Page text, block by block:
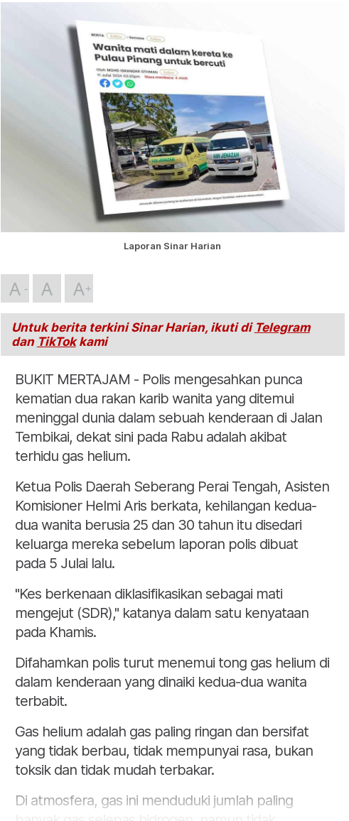
Laporan Sinar Harian
A A A
Untuk berita terkini Sinar Harian, ikuti di Telegram
dan TikTokkami
BUKIT MERTAJAM - Polis mengesahkan punca
kematian dua rakan karib wanita yang ditemui
meninggal dunia dalam sebuah kenderaan di Jalan
Tembikai, dekat sini pada Rabu adalah akibat
terhidu gas helium.
Ketua Polis Daerah Seberang Perai Tengah, Asisten
Komisioner Helmi Aris berkata, kehilangan kedua-
dua wanita berusia 25 dan 30 tahun itu disedari
keluarga mereka sebelum laporan polis dibuat
pada 5 Julai lalu.
"Kes berkenaan diklasifikasikan sebagai mati
mengejut (SDR)," katanya dalam satu kenyataan
pada Khamis.
Difahamkan polis turut menemui tong gas helium di
dalam kenderaan yang dinaiki kedua-dua wanita
terbabit.
Gas helium adalah gas paling ringan dan bersifat
yang tidak berbau, tidak mempunyai rasa, bukan
toksik dan tidak mudah terbakar.
Di atmosfera, gas ini menduduki jumlah paling